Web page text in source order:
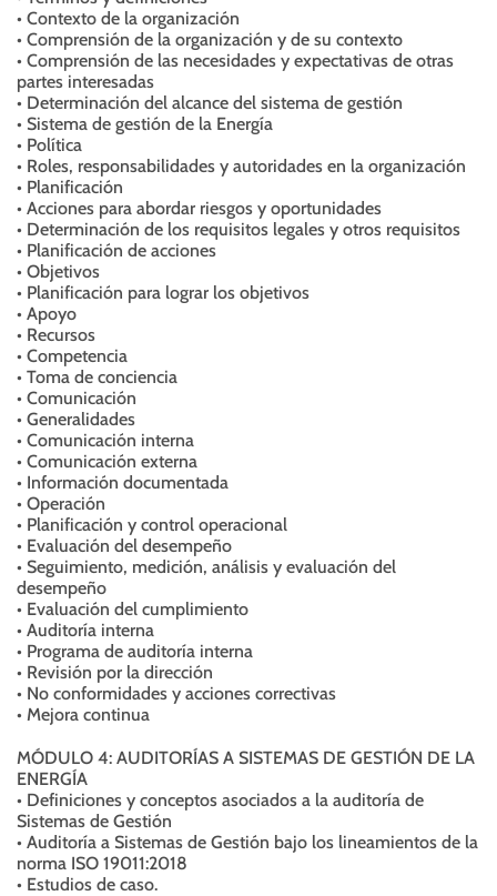
• Contexto de la organización
• Comprensión de la organización y de su contexto
• Comprensión de las necesidades y expectativas de otras
partes interesadas
• Determinación del alcance del sistema de gestión
• Sistema de gestión de la Energía
• Política
• Roles, responsabilidades y autoridades en la organización
• Planificación
• Acciones para abordar riesgos y oportunidades
• Determinación de los requisitos legales y otros requisitos
• Planificación de acciones
• Objetivos
• Planificación para lograr los objetivos
• Apoyo
• Recursos
• Competencia
• Toma de conciencia
• Comunicación
• Generalidades
• Comunicación interna
• Comunicación externa
• Información documentada
• Operación
• Planificación y control operacional
• Evaluación del desempeño
• Seguimiento, medición, análisis y evaluación del
desempeño
• Evaluación del cumplimiento
• Auditoría interna
• Programa de auditoría interna
• Revisión por la dirección
• No conformidades y acciones correctivas
• Mejora continua
MÓDULO 4: AUDITORÍAS A SISTEMAS DE GESTIÓN DE LA
ENERGÍA
• Definiciones y conceptos asociados a la auditoría de
Sistemas de Gestión
• Auditoría a Sistemas de Gestión bajo los lineamientos de la
norma ISO 19011:2018
• Estudios de caso.